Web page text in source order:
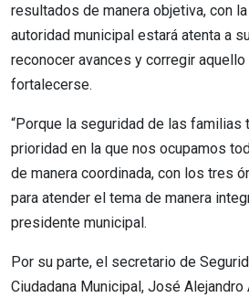
resultados de manera objetiva, con
autoridad municipal estará atenta a
reconocer avances y corregir
fortalecerse.
“Porque la seguridad de las familias
prioridad en la que nos ocupamos
de manera coordinada, con los tres
para atender el tema de manera
presidente municipal.
Por su parte, el secretario de
Ciudadana Municipal, José